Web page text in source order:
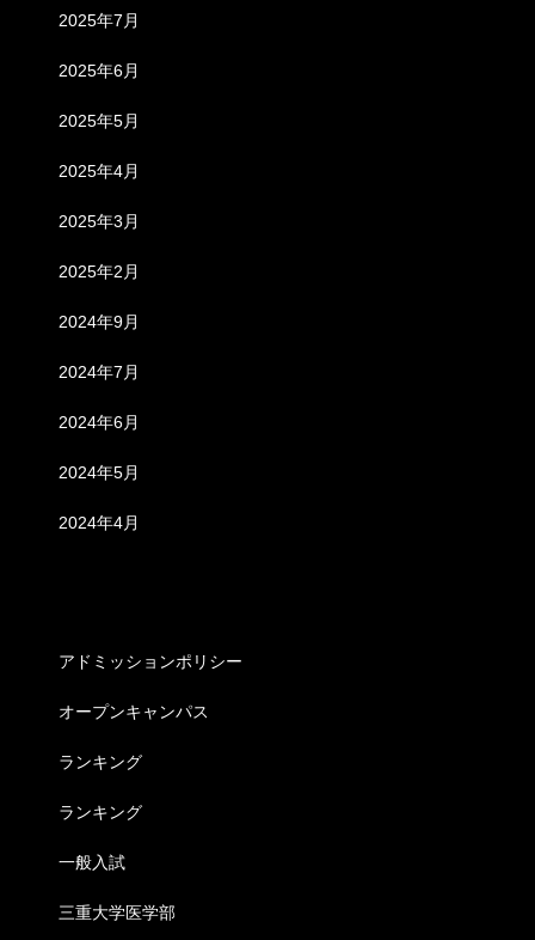
2025年7月
2025年6月
2025年5月
2025年4月
2025年3月
2025年2月
2024年9月
2024年7月
2024年6月
2024年5月
2024年4月
アドミッションポリシー
オープンキャンパス
ランキング
ランキング
一般入試
三重大学医学部